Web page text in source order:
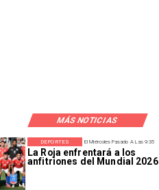
MÁS NOTICIAS
El Miércoles Pasado A Las 9:35
La Roja enfrentará a los
anfitriones del Mundial 2026
DEPORTES